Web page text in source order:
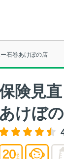
石巻あけぼの店
険見
あけぼ